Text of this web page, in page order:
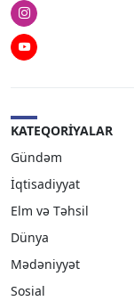
Instagram
Youtube
KATEQORIYALAR
Gündəm
İqtisadiyyat
Elm və Təhsil
Dünya
Mədəniyyət
Sosial